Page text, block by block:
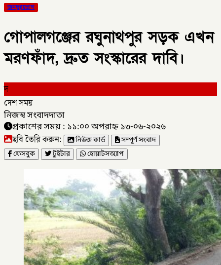
জনদূরভোগ
গোপালগঞ্জের রঘুনাথপুর সড়ক এখন
মরণফাঁদ, দ্রুত সংস্কারের দাবি।
দ
দেশ সময়
নিজস্ব সংবাদদাতা
প্রকাশের সময় : ১১:০০ অপরাহ্ন ১৩-০৬-২০২৬
ছবি তৈরি করুন: নিউজ কার্ড
সম্পূর্ণ সংবাদ
ফেসবুক
টুইটার হোয়াটসঅ্যাপ